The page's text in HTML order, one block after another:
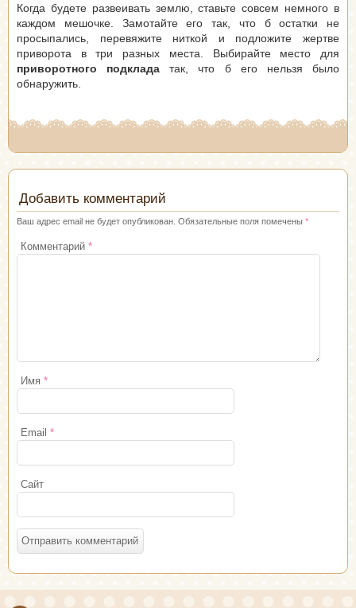
Когда будете развеивать землю, ставьте совсем немного в
каждом мешочке. Замотайте его так, что б остатки не
просыпались, перевяжите ниткой и подложите жертве
приворота в три разных места. Выбирайте место для
приворотного подклада так, что б его нельзя было
обнаружить.
Добавить комментарий
Ваш адрес email не будет опубликован. Обязательные поля помечены *
Комментарий *
Имя *
Email *
Сайт